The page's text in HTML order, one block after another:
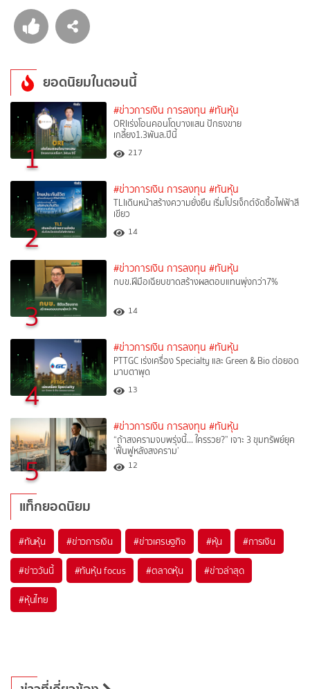
ยอดนิยมในตอนนี้
1
#ข่าวการเงิน การลงทุน #ทันหุ้น
ORIเร่งโอนคอนโดบางแสน ปักธงขาย
เกลี้ยง1.3พันล.ปีนี้
217
2
#ข่าวการเงิน การลงทุน #ทันหุ้น
TLIเดินหน้าสร้างความยั่งยืน เริ่มโปรเจ็กต์จัดซื้อไฟฟ้าสี
เขียว
14
3
#ข่าวการเงิน การลงทุน #ทันหุ้น
กบข.ฝีมือเฉียบขาดสร้างผลตอบแทนพุ่งกว่า7%
14
4
#ข่าวการเงิน การลงทุน #ทันหุ้น
PTTGC เร่งเครื่อง Specialty และ Green & Bio ต่อยอด
มาบตาพุด
13
5
#ข่าวการเงิน การลงทุน #ทันหุ้น
“ถ้าสงครามจบพรุ่งนี้… ใครรวย?” เจาะ 3 ขุมทรัพย์ยุค
‘ฟื้นฟูหลังสงคราม’
12
แท็กยอดนิยม
#ทันหุ้น #ข่าวการเงิน #ข่าวเศรษฐกิจ #หุ้น #การเงิน
#ข่าววันนี้ #ทันหุ้น focus #ตลาดหุ้น #ข่าวล่าสุด
#หุ้นไทย